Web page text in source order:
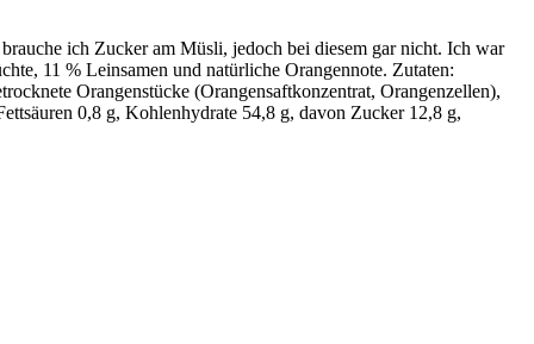
ich Zucker am Müsli, jedoch bei diesem gar nicht. Ich war
11 % Leinsamen und natürliche Orangennote. Zutaten:
Orangenstücke (Orangensaftkonzentrat, Orangenzellen),
0,8 g, Kohlenhydrate 54,8 g, davon Zucker 12,8 g,